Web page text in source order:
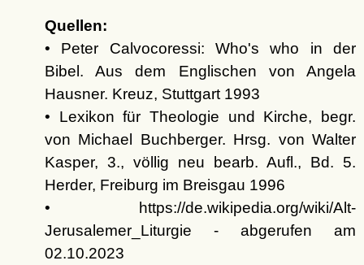
Quellen:
• Peter Calvocoressi: Who's who in der
Bibel. Aus dem Englischen von Angela
Hausner. Kreuz, Stuttgart 1993
• Lexikon für Theologie und Kirche, begr.
von Michael Buchberger. Hrsg. von Walter
Kasper, 3., völlig neu bearb. Aufl., Bd. 5.
Herder, Freiburg im Breisgau 1996
• https://de.wikipedia.org/wiki/Alt-
Jerusalemer_Liturgie - abgerufen am
02.10.2023